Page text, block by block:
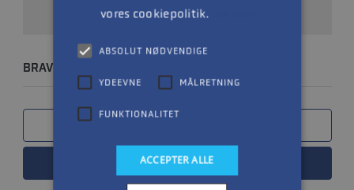
BRAVO III X DREV 2.20
LÆS MERE
vores cookiepolitik.
ABSOLUT NØDVENDIGE
YDEEVNE MÅLRETNING
FUNKTIONALITET
ACCEPTER ALLE